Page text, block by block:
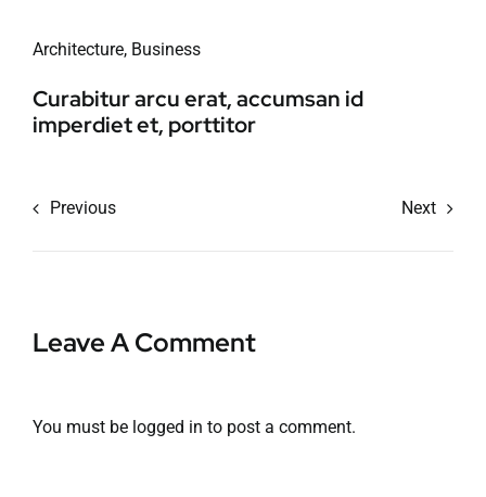
Architecture, Business
Curabitur arcu erat, accumsan id
imperdiet et, porttitor
Previous Next
Leave A Comment
You must be logged in to post a comment.